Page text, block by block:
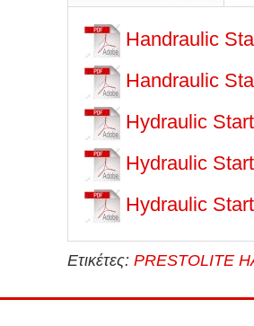
Handraulic
Handraulic
Hydraulic
Hydraulic
Hydraulic
Ετικέτες: PRESTOLITE